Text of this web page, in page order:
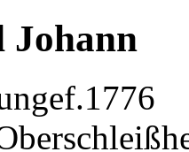
Johann